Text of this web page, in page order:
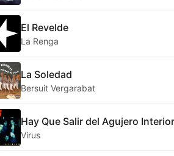
El Revelde
La Renga
La Soledad
Bersuit Vergarabat
Hay Que Salir del Agujero Interior
Virus